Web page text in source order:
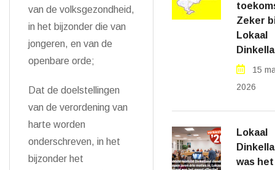
van de volksgezondheid,
in het bijzonder die van
jongeren, en van de
openbare orde;
Dat de doelstellingen
van de verordening van
harte worden
onderschreven, in het
bijzonder het
Zeker
Lokaal
15
2026
Lokaal
was het